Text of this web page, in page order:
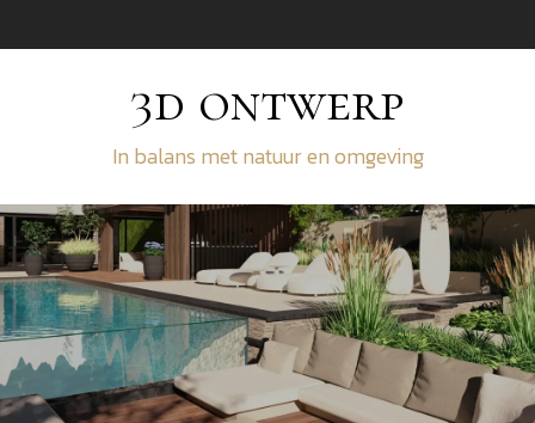
3d ontwerp
In balans met natuur en omgeving